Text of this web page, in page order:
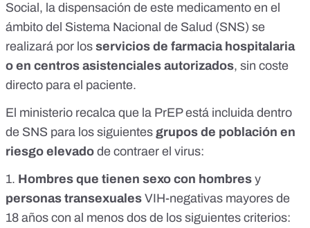
Social, la dispensación de este medicamento en el
ámbito del Sistema Nacional de Salud (SNS) se
realizará por los servicios de farmacia hospitalaria
o en centros asistenciales autorizados, sin coste
directo para el paciente.
El ministerio recalca que la PrEP está incluida dentro
de SNS para los siguientes grupos de población en
riesgo elevado de contraer el virus:
1. Hombres que tienen sexo con hombres y
personas transexuales VIH-negativas mayores de
18 años con al menos dos de los siguientes criterios: